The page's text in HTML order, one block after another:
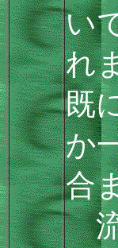
い
れ
既
か
合
流